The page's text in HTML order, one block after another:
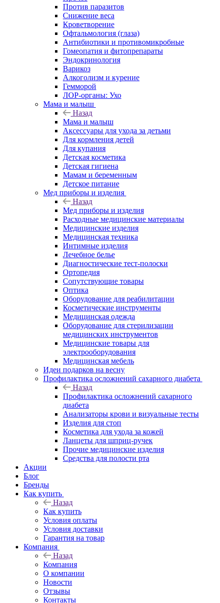
Против паразитов
Снижение веса
Кроветворение
Офтальмология (глаза)
Антибиотики и противомикробные
Гомеопатия и фитопрепараты
Эндокринология
Варикоз
Алкоголизм и курение
Гемморой
ЛОР-органы: Ухо
Мама и малыш
Назад
Мама и малыш
Аксессуары для ухода за детьми
Для кормления детей
Для купания
Детская косметика
Детская гигиена
Мамам и беременным
Детское питание
Мед приборы и изделия
Назад
Мед приборы и изделия
Расходные медицинские материалы
Медицинские изделия
Медицинская техника
Интимные изделия
Лечебное белье
Диагностические тест-полоски
Ортопедия
Сопутствующие товары
Оптика
Оборудование для реабилитации
Косметические инструменты
Медицинская одежда
Оборудование для стерилизации
медицинских инструментов
Медицинские товары для
электрооборудования
Медицинская мебель
Идеи подарков на весну
Профилактика осложнений сахарного диабета
Назад
Профилактика осложнений сахарного
диабета
Анализаторы крови и визуальные тесты
Изделия для стоп
Косметика для ухода за кожей
Ланцеты для шприц-ручек
Прочие медицинские изделия
Средства для полости рта
Акции
Блог
Бренды
Как купить
Назад
Как купить
Условия оплаты
Условия доставки
Гарантия на товар
Компания
Назад
Компания
О компании
Новости
Отзывы
Контакты